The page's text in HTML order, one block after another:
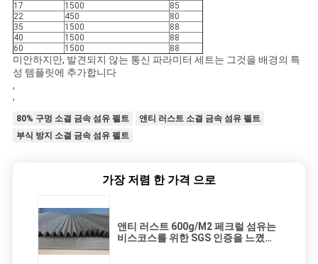
요
사
이
트
17
1500
85
22
450
80
35
1500
88
40
1500
88
60
1500 88
미안하지만, 발견되지 않는 통신 파라미터 세트는 그것을 배경의 특
성 템플릿에 추가합니다
,
,
80% 구멍 소결 금속 섬유 펠트
앤티 러스트 소결 금속 섬유 펠트
부식 방지 소결 금속 섬유 펠트
가장 저렴 한 가격 으로
앤티 러스트 600g/M2 페크럴 섬유는
비스코스를 위한 SGS 인증을 느꼈습